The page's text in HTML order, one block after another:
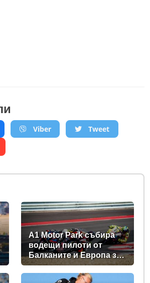
Viber
Tweet
A1 Motor Park събира
водещи пилоти от
Балканите и Европа за
кръг от BMU European
Road Racing